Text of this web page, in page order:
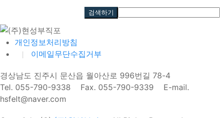
개인정보처리방침
이메일무단수집거부
경상남도 진주시 문산읍 월아산로 996번길 78-4
Tel. 055-790-9338 Fax. 055-790-9339 E-mail.
hsfelt@naver.com